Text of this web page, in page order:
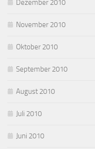
Dezember 2010
November 2010
Oktober 2010
September 2010
August 2010
Juli 2010
Juni 2010